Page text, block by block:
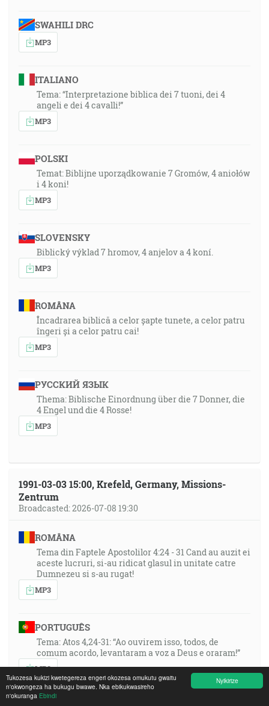
Nyikirize
Tukozesa kukizi kwetegereza engeri okozesa omukutu gwaitu
n'okwongeza ha bukugu bwawe. Nka ebikukwasireho
n'okuranga Ebindi
SWAHILI DRC
MP3
ITALIANO
Tema: “Interpretazione biblica dei 7 tuoni, dei 4
angeli e dei 4 cavalli!”
MP3
POLSKI
Temat: Biblijne uporządkowanie 7 Gromów, 4 aniołów
i 4 koni!
MP3
SLOVENSKY
Biblický výklad 7 hromov, 4 anjelov a 4 koní.
MP3
ROMÂNA
Încadrarea biblică a celor șapte tunete, a celor patru
îngeri și a celor patru cai!
MP3
РУССКИЙ ЯЗЫК
Thema: Biblische Einordnung über die 7 Donner, die
4 Engel und die 4 Rosse!
MP3
1991-03-03 15:00, Krefeld, Germany, Missions-
Zentrum
Broadcasted: 2026-07-08 19:30
ROMÂNA
Tema din Faptele Apostolilor 4:24 - 31 Cand au auzit ei
aceste lucruri, si-au ridicat glasul in unitate catre
Dumnezeu si s-au rugat!
MP3
PORTUGUÊS
Tema: Atos 4,24-31: “Ao ouvirem isso, todos, de
comum acordo, levantaram a voz a Deus e oraram!”
MP3